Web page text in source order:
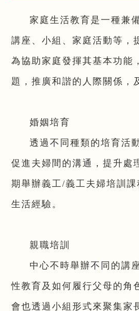
家庭生活教育是一種兼
講座、小組、家庭活動等，
為協助家庭發揮其基本功能
題，推廣和諧的人際關係，
婚姻培育
透過不同種類的培育活
促進夫婦間的溝通，提升處
期舉辦義工/義工夫婦培訓
生活經驗。
親職培訓
中心不時舉辦不同的講
性教育及如何履行父母的角
會也透過小組形式來聚集家